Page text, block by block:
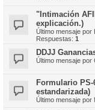
"Intimación
explicación.)
Último mensaje por
Respuestas: 1
DDJJ
Último mensaje por
Formulario
estandarizada)
Último mensaje por